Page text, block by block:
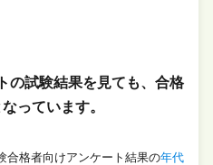
の試験結果を見ても、合格
っています。
合格者向けアンケート結果の年代